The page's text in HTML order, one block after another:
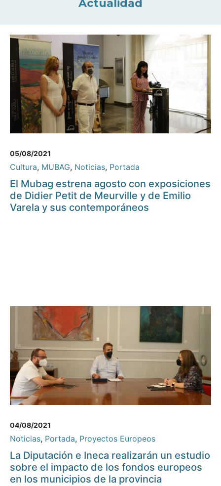
Actualidad
05/08/2021
Cultura, MUBAG, Noticias, Portada
El Mubag estrena agosto con exposiciones
de Didier Petit de Meurville y de Emilio
Varela y sus contemporáneos
04/08/2021
Noticias, Portada, Proyectos Europeos
La Diputación e Ineca realizarán un estudio
sobre el impacto de los fondos europeos
en los municipios de la provincia